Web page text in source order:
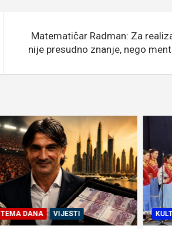
Matematičar Radman: Za
nije presudno znanje, nego
DANA VIJESTI